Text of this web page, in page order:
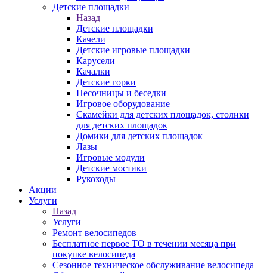
Детские площадки
Назад
Детские площадки
Качели
Детские игровые площадки
Карусели
Качалки
Детские горки
Песочницы и беседки
Игровое оборудование
Скамейки для детских площадок, столики
для детских площадок
Домики для детских площадок
Лазы
Игровые модули
Детские мостики
Рукоходы
Акции
Услуги
Назад
Услуги
Ремонт велосипедов
Бесплатное первое ТО в течении месяца при
покупке велосипеда
Сезонное техническое обслуживание велосипеда